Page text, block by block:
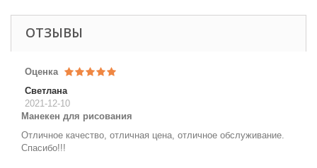
ОТЗЫВЫ
Оценка
Светлана
2021-12-10
Манекен для рисования
Отличное качество, отличная цена, отличное обслуживание.
Спасибо!!!